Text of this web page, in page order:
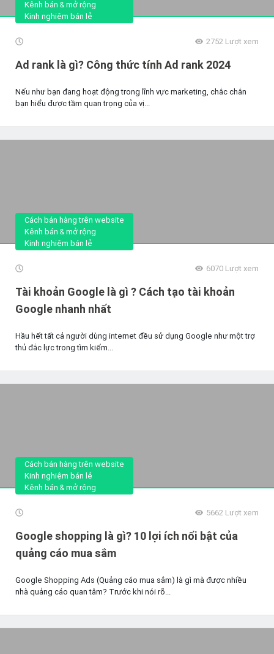
Kênh bán & mở rộng
Kinh nghiệm bán lẻ
2752 Lượt xem
Ad rank là gì? Công thức tính Ad rank 2024
Nếu như bạn đang hoạt động trong lĩnh vực marketing, chắc chắn
bạn hiểu được tầm quan trọng của vị...
Cách bán hàng trên website
Kênh bán & mở rộng
Kinh nghiệm bán lẻ
6070 Lượt xem
Tài khoản Google là gì ? Cách tạo tài khoản
Google nhanh nhất
Hầu hết tất cả người dùng internet đều sử dụng Google như một trợ
thủ đắc lực trong tìm kiếm...
Cách bán hàng trên website
Kinh nghiệm bán lẻ
Kênh bán & mở rộng
5662 Lượt xem
Google shopping là gì? 10 lợi ích nổi bật của
quảng cáo mua sắm
Google Shopping Ads (Quảng cáo mua sắm) là gì mà được nhiều
nhà quảng cáo quan tâm? Trước khi nói rõ...